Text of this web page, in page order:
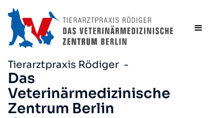
Tierarztpraxis Rödiger -
Das
Veterinärmedizinische
Zentrum Berlin